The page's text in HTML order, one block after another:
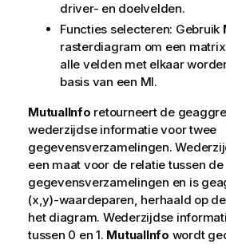
driver- en doelvelden.
Functies selecteren: Gebruik
rasterdiagram om een
alle velden met elkaar
basis van een MI.
MutualInfo retourneert de
wederzijdse informatie voor twee
gegevensverzamelingen.
een maat voor de relatie tussen de
gegevensverzamelingen en is
(x,y)-waardeparen, herhaald op
het diagram. Wederzijdse
tussen 0 en 1. MutualInfo wordt